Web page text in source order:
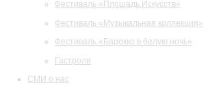
Фестиваль «Площадь Искусств»
Фестиваль «Музыкальная коллекция»
Фестиваль «Барокко в белую ночь»
Гастроли
СМИ о нас